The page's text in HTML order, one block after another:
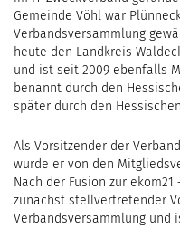
Gemeinde Vöhl war
Verbandsversammlung
heute den Landkreis
und ist seit 2009 ebenfalls
benannt durch den
später durch den
Als Vorsitzender der
wurde er von den
Nach der Fusion zur ekom21
zunächst stellvertretender
Verbandsversammlung und